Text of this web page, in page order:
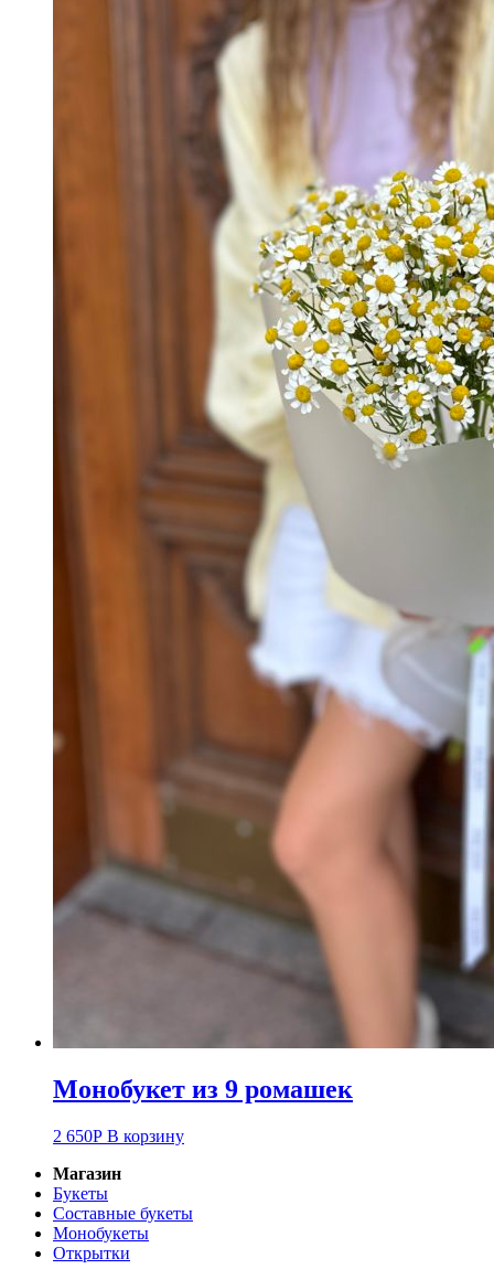
Монобукет из 9 ромашек
2 650Р В корзину
Магазин
Букеты
Составные букеты
Монобукеты
Открытки